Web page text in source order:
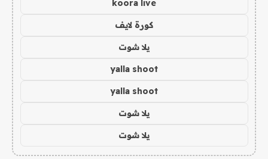
koora live
كورة لايف
يلا شوت
yalla shoot
yalla shoot
يلا شوت
يلا شوت